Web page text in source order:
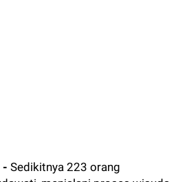
-Sedikitnya 223 orang